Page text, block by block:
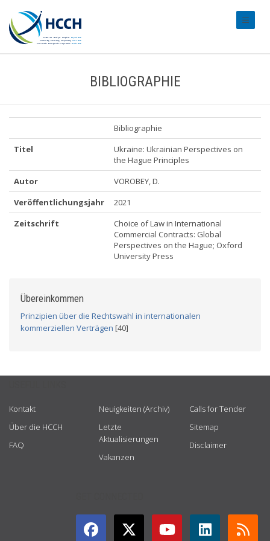
BIBLIOGRAPHIE
Bibliographie
Titel
Ukraine: Ukrainian Perspectives on
the Hague Principles
Autor
VOROBEY, D.
Veröffentlichungsjahr
2021
Zeitschrift
Choice of Law in International
Commercial Contracts: Global
Perspectives on the Hague; Oxford
University Press
Übereinkommen
Prinzipien über die Rechtswahl in internationalen
kommerziellen Verträgen [40]
Kontakt
Über die HCCH
FAQ
Neuigkeiten (Archiv)
Letzte
Aktualisierungen
Vakanzen
Calls for Tender
Sitemap
Disclaimer